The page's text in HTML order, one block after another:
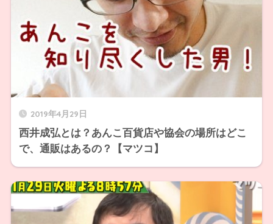
2019年4月29日
西井成弘とは？あんこ百貨店や協会の場所はどこ
で、通販はあるの？【マツコ】